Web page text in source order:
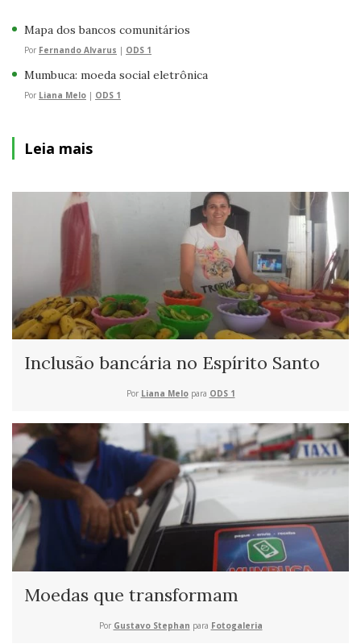
Mapa dos bancos comunitários
Por Fernando Alvarus | ODS 1
Mumbuca: moeda social eletrônica
Por Liana Melo | ODS 1
Leia mais
Inclusão bancária no Espírito Santo
Por Liana Melopara ODS 1
Moedas que transformam
Por Gustavo Stephan para Fotogaleria